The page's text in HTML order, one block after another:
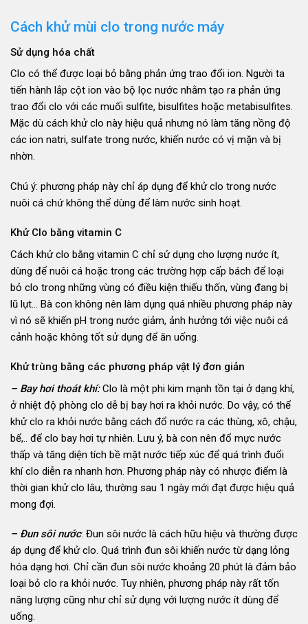
Cách khử mùi clo trong nước máy
Sử dụng hóa chất
Clo có thể được loại bỏ bằng phản ứng trao đổi ion. Người ta
tiến hành lắp cột ion vào bộ lọc nước nhằm tạo ra phản ứng
trao đổi clo với các muối sulfite, bisulfites hoặc metabisulfites.
Mặc dù cách khử clo này hiệu quả nhưng nó làm tăng nồng độ
các ion natri, sulfate trong nước, khiến nước có vị mặn và bị
nhờn.
Chú ý: phương pháp này chỉ áp dụng để khử clo trong nước
nuôi cá chứ không thể dùng để làm nước sinh hoạt.
Khử Clo bằng vitamin C
Cách khử clo bằng vitamin C chỉ sử dụng cho lượng nước ít,
dùng để nuôi cá hoặc trong các trường hợp cấp bách để loại
bỏ clo trong những vùng có điều kiện thiếu thốn, vùng đang bị
lũ lụt… Bà con không nên làm dụng quá nhiều phương pháp này
vì nó sẽ khiến pH trong nước giảm, ảnh hưởng tới việc nuôi cá
cảnh hoặc không tốt sử dụng để ăn uống.
Khử trùng bằng các phương pháp vật lý đơn giản
– Bay hơi thoát khí:Clo là một phi kim mạnh tồn tại ở dạng khí,
ở nhiệt độ phòng clo dễ bị bay hơi ra khỏi nước. Do vậy, có thể
khử clo ra khỏi nước bằng cách đổ nước ra các thùng, xô, chậu,
bể,.. để clo bay hơi tự nhiên. Lưu ý, bà con nên đổ mực nước
thấp và tăng diện tích bề mặt nước tiếp xúc để quá trình đuổi
khí clo diễn ra nhanh hơn. Phương pháp này có nhược điểm là
thời gian khử clo lâu, thường sau 1 ngày mới đạt được hiệu quả
mong đợi.
– Đun sôi nước: Đun sôi nước là cách hữu hiệu và thường được
áp dụng để khử clo. Quá trình đun sôi khiến nước từ dạng lỏng
hóa dạng hơi. Chỉ cần đun sôi nước khoảng 20 phút là đảm bảo
loại bỏ clo ra khỏi nước. Tuy nhiên, phương pháp này rất tốn
năng lượng cũng như chỉ sử dụng với lượng nước ít dùng để
uống.